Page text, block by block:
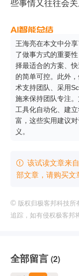
些事情又往往会
王海亮在本文中分
了做事方式的重要
择最适合的方案、
的简单可控。此外
术支持团队、采用
施来保持团队专注
工具化自动化、建
富，这些实用建议
义。
 该试读文章来
部文章，请购买文
© 版权归极客邦科技所
追踪，如有侵权极客邦
全部留言 (2)